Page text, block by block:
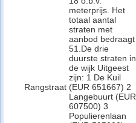
Rangstraat
meterprijs. Het
totaal aantal
straten met
aanbod bedraagt
51.De drie
duurste straten in
de wijk Uitgeest
zijn: 1 De Kuil
(EUR 651667) 2
Langebuurt (EUR
607500) 3
Populierenlaan